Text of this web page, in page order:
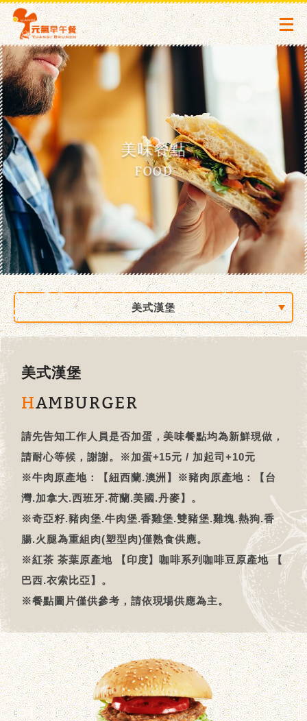
美味餐點
FOOD
美式漢堡
美式漢堡
HAMBURGER
請先告知工作人員是否加蛋，美味餐點均為新鮮現做，
請耐心等候，謝謝。※加蛋+15元 / 加起司+10元
※牛肉原產地：【紐西蘭.澳洲】※豬肉原產地：【台
灣.加拿大.西班牙.荷蘭.美國.丹麥】。
※奇亞籽.豬肉堡.牛肉堡.香雞堡.雙豬堡.雞塊.熱狗.香
腸.火腿為重組肉(塑型肉)僅熟食供應。
※紅茶 茶葉原產地 【印度】咖啡系列咖啡豆原產地 【
巴西.衣索比亞】。
※餐點圖片僅供參考，請依現場供應為主。